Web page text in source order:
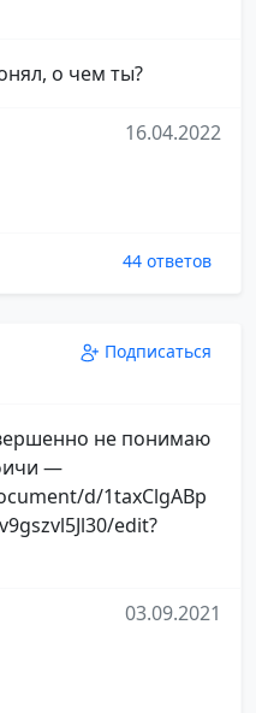
о чем ты?
16.04.2022
44 ответов
Подписаться
не понимаю
—
d/1taxClgABp
edit?
03.09.2021